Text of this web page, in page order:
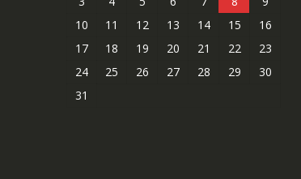
10
11 12 13 14 15
16
17
18 19 20 21 22
23
24
25 26 27 28 29
30
31